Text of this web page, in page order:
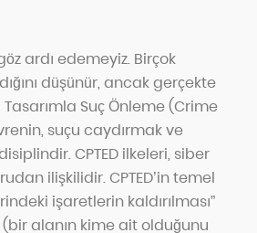
ardı edemeyiz. Birçok
düşünür, ancak gerçekte
Suç Önleme (Crime
suçu caydırmak ve
CPTED ilkeleri, siber
ilişkilidir. CPTED’in temel
işaretlerin kaldırılması”
(bir alanın kime ait olduğunu